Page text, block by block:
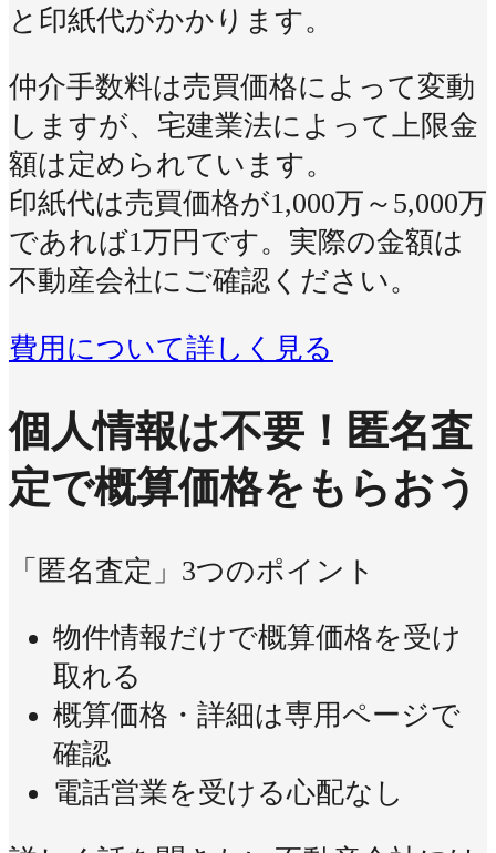
と印紙代がかかります。
仲介手数料は売買価格によって変動
しますが、宅建業法によって上限金
額は定められています。
印紙代は売買価格が1,000万～5,000万
であれば1万円です。実際の金額は
不動産会社にご確認ください。
費用について詳しく見る
個人情報は不要！ 匿名査
定で概算価格をもらおう
「匿名査定」3つのポイント
物件情報だけで概算価格を受け
取れる
概算価格・詳細は専用ページで
確認
電話営業を受ける心配なし